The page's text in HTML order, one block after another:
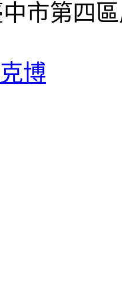
市第四
博